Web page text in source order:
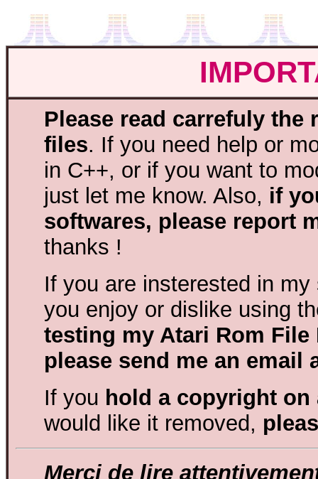
Please read carrefuly the
files. If you need help or
in C++, or if you want to
just let me know. Also, if
softwares, please report
thanks !
If you are insterested in
you enjoy or dislike using
testing my Atari Rom File
please send me an email
If you hold a copyright
would like it removed,
Merci de lire